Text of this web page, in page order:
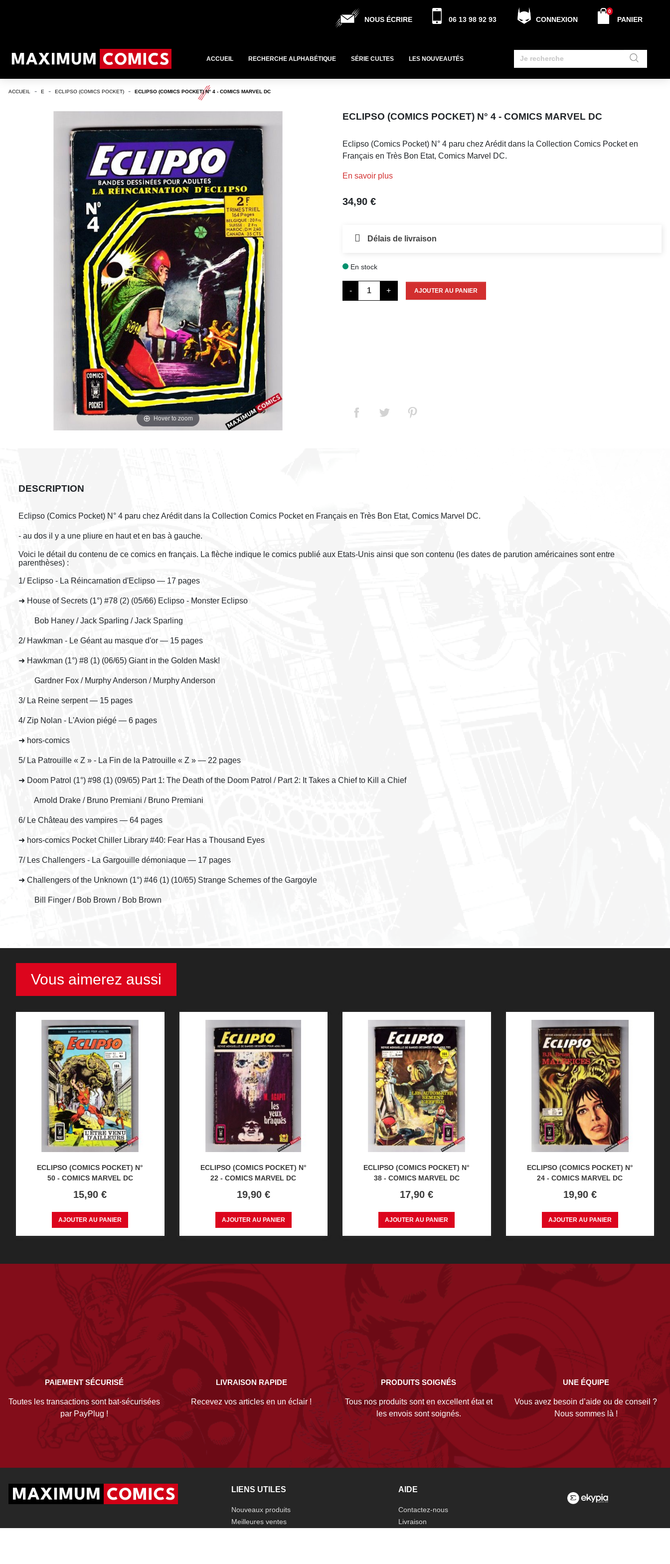
NOUS ÉCRIRE 06 13 98 92 93 CONNEXION PANIER
0
ACCUEIL RECHERCHE ALPHABÉTIQUE SÉRIE CULTES LES NOUVEAUTÉS
ACCUEIL E ECLIPSO (COMICS POCKET) ECLIPSO (COMICS POCKET) N° 4 - COMICS MARVEL DC
Hover to zoom
ECLIPSO (COMICS POCKET) N° 4 - COMICS MARVEL DC
Eclipso (Comics Pocket) N° 4 paru chez Arédit dans la Collection Comics Pocket en
Français en Très Bon Etat, Comics Marvel DC.
En savoir plus
34,90 €
Délais de livraison
En stock
- + AJOUTER AU PANIER
DESCRIPTION
Eclipso (Comics Pocket) N° 4 paru chez Arédit dans la Collection Comics Pocket en Français en Très Bon Etat, Comics Marvel DC.
- au dos il y a une pliure en haut et en bas à gauche.
Voici le détail du contenu de ce comics en français. La flèche indique le comics publié aux Etats-Unis ainsi que son contenu (les dates de parution américaines sont entre
parenthèses) :
1/ Eclipso - La Réincarnation d'Eclipso — 17 pages
➜ House of Secrets (1°) #78 (2) (05/66) Eclipso - Monster Eclipso
Bob Haney / Jack Sparling / Jack Sparling
2/ Hawkman - Le Géant au masque d'or — 15 pages
➜ Hawkman (1°) #8 (1) (06/65) Giant in the Golden Mask!
Gardner Fox / Murphy Anderson / Murphy Anderson
3/ La Reine serpent — 15 pages
4/ Zip Nolan - L'Avion piégé — 6 pages
➜ hors-comics
5/ La Patrouille « Z » - La Fin de la Patrouille « Z » — 22 pages
➜ Doom Patrol (1°) #98 (1) (09/65) Part 1: The Death of the Doom Patrol / Part 2: It Takes a Chief to Kill a Chief
Arnold Drake / Bruno Premiani / Bruno Premiani
6/ Le Château des vampires — 64 pages
➜ hors-comics Pocket Chiller Library #40: Fear Has a Thousand Eyes
7/ Les Challengers - La Gargouille démoniaque — 17 pages
➜ Challengers of the Unknown (1°) #46 (1) (10/65) Strange Schemes of the Gargoyle
Bill Finger / Bob Brown / Bob Brown
Vous aimerez aussi
ECLIPSO (COMICS POCKET) N°
50 - COMICS MARVEL DC
Prix
15,90 €
AJOUTER AU PANIER
ECLIPSO (COMICS POCKET) N°
22 - COMICS MARVEL DC
Prix
19,90 €
AJOUTER AU PANIER
ECLIPSO (COMICS POCKET) N°
38 - COMICS MARVEL DC
Prix
17,90 €
AJOUTER AU PANIER
ECLIPSO (COMICS POCKET) N°
24 - COMICS MARVEL DC
Prix
19,90 €
AJOUTER AU PANIER
PAIEMENT SÉCURISÉ
Toutes les transactions sont bat-sécurisées
par PayPlug !
LIVRAISON RAPIDE
Recevez vos articles en un éclair !
PRODUITS SOIGNÉS
Tous nos produits sont en excellent état et
les envois sont soignés.
UNE ÉQUIPE
Vous avez besoin d’aide ou de conseil ?
Nous sommes là !
LIENS UTILES
Nouveaux produits
Meilleures ventes
AIDE
Contactez-nous
Livraison